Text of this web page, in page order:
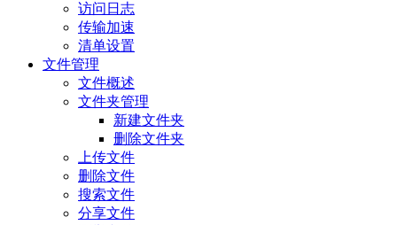
访问日志
传输加速
清单设置
文件管理
文件概述
文件夹管理
新建文件夹
删除文件夹
上传文件
删除文件
搜索文件
分享文件